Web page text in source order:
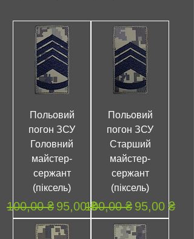
Польовий
погон ЗСУ
Головний
майстер-
сержант
(піксель)
Обычная цена
100,00 ₴ Цена со скидкой
95,00 ₴
Польовий
погон ЗСУ
Старший
майстер-
сержант
(піксель)
Обычная цена
100,00 ₴ Цена со
95,00 ₴